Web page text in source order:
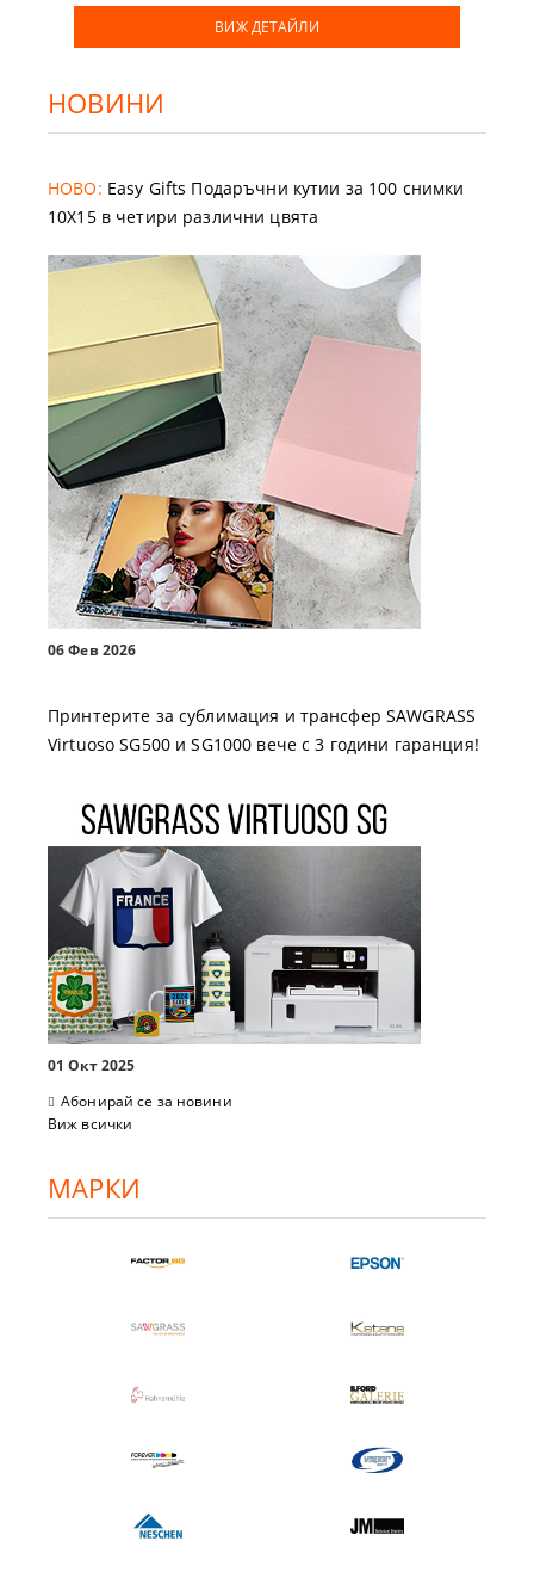
ВИЖ ДЕТАЙЛИ
НОВИНИ
НОВО: Easy Gifts Подаръчни кутии за 100 снимки
10X15 в четири различни цвята
06 Фев 2026
Принтерите за сублимация и трансфер SAWGRASS
Virtuoso SG500 и SG1000 вече с 3 години гаранция!
01 Окт 2025
Абонирай се за новини
Виж всички
МАРКИ